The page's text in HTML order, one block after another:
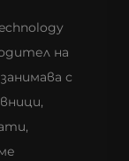
на
с